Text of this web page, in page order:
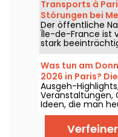
20. Juni für
andere – und
offen.
Transports à
Störungen bei
August 2026
Der öffentliche
Île-de-France ist
stark
massiv – laut
Was tun am
2026 in Paris?
verpassen sollte
Ausgeh-
Veranstaltungen,
Ideen, die man
France
August 2026.